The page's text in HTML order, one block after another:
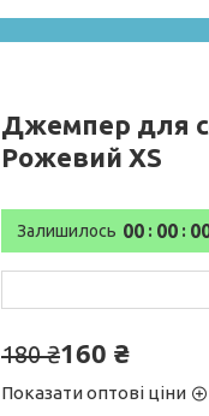
Джемпер для
Рожевий XS
Залишилось 00 00 0
180 ₴160 ₴
Показати оптові ціни